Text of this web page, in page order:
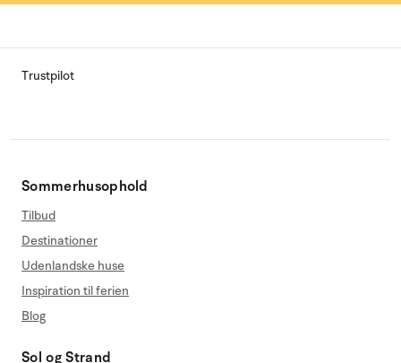
Trustpilot
Sommerhusophold
Tilbud
Destinationer
Udenlandske huse
Inspiration til ferien
Blog
Sol og Strand